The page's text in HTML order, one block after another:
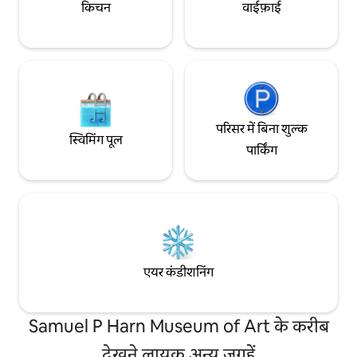
किचन वाईफ़ाई
स्विमिंग पूल
परिसर में बिना शुल्क
पार्किंग
एयर कंडीशनिंग
Samuel P Harn Museum of Art के करीब